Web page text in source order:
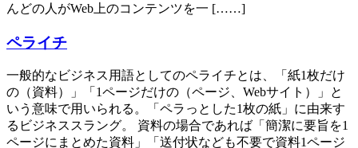
んどの人がWeb上のコンテンツを一 [……]
ペライチ
一般的なビジネス用語としてのペライチとは、「紙1枚だけ
の（資料）」「1ページだけの（ページ、Webサイト）」と
いう意味で用いられる。「ペラっとした1枚の紙」に由来す
るビジネススラング。 資料の場合であれば「簡潔に要旨を1
ページにまとめた資料」「送付状なども不要で資料1ページ